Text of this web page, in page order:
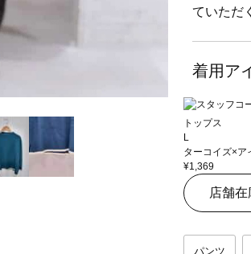
ていただ
着用ア
トップス
L
ターコイズ×ア
¥1,369
店舗在
パンツ